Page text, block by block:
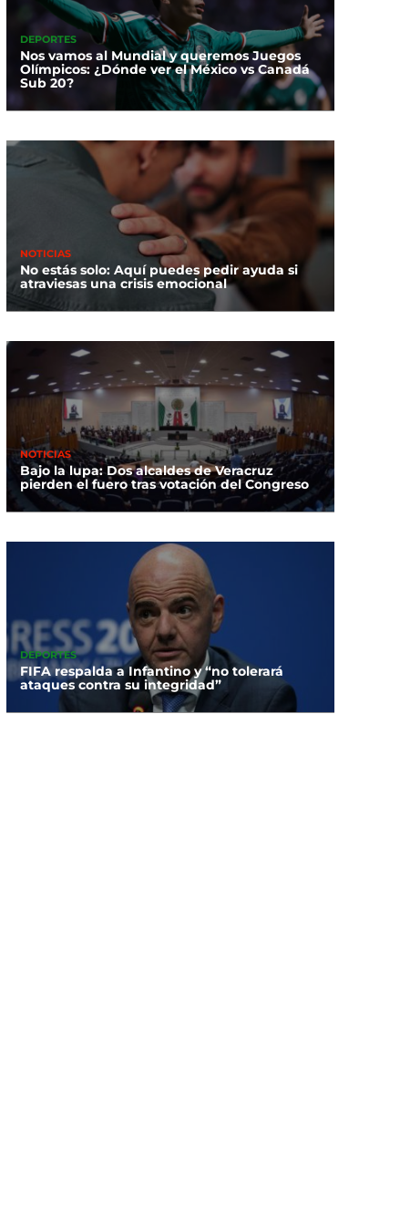
DEPORTES
Nos vamos al Mundial y queremos Juegos
Olímpicos: ¿Dónde ver el México vs Canadá
Sub 20?
NOTICIAS
No estás solo: Aquí puedes pedir ayuda si
atraviesas una crisis emocional
NOTICIAS
Bajo la lupa: Dos alcaldes de Veracruz
pierden el fuero tras votación del Congreso
DEPORTES
FIFA respalda a Infantino y “no tolerará
ataques contra su integridad”